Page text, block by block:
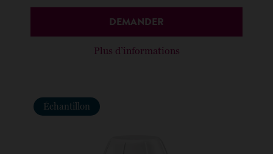
DEMANDER
Plus d’informations
Échantillon